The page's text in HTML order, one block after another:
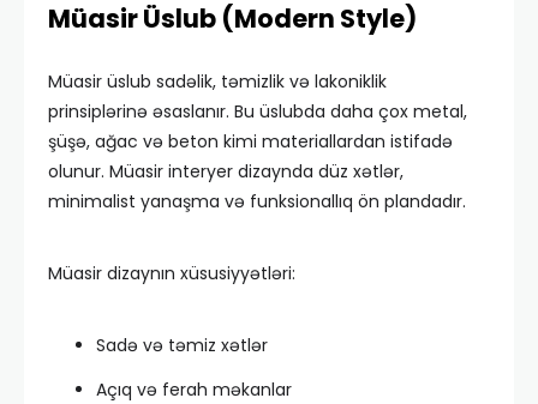
Müasir Üslub (Modern Style)
Müasir üslub sadəlik, təmizlik və lakoniklik
prinsiplərinə əsaslanır. Bu üslubda daha çox metal,
şüşə, ağac və beton kimi materiallardan istifadə
olunur. Müasir interyer dizaynda düz xətlər,
minimalist yanaşma və funksionallıq ön plandadır.
Müasir dizaynın xüsusiyyətləri:
Sadə və təmiz xətlər
Açıq və ferah məkanlar